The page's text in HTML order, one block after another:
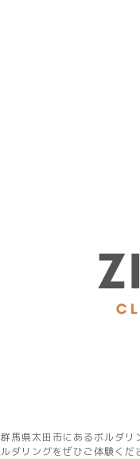
群馬県太田市にあるボルダ
ルダリングをぜひご体験く